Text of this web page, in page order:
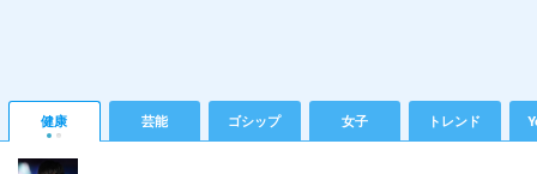
健康 芸能 ゴシップ 女子 トレンド